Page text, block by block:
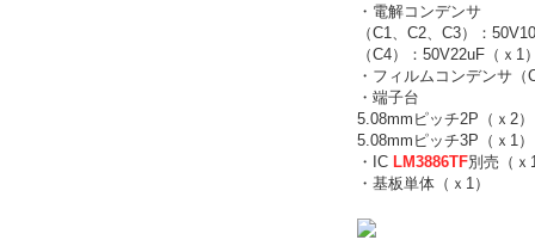
・電解コンデンサ
（C1、C2、C3）：
（C4）：50V22uF（ｘ1
・フィルムコンデンサ
・端子台
5.08mmピッチ2P（ｘ2）
5.08mmピッチ3P（ｘ1）
・IC LM3886TF別売（ｘ
・基板単体（ｘ1）